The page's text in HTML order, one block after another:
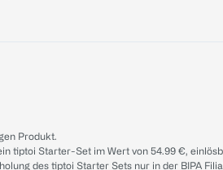
Produkt.
tiptoi Starter-Set im Wert von 54.99 €,
des tiptoi Starter Sets nur in der BIPA